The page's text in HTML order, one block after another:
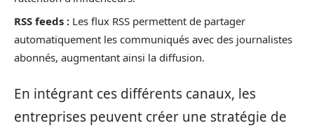
RSS feeds : Les flux RSS permettent de partager
automatiquement les communiqués avec des journalistes
abonnés, augmentant ainsi la diffusion.
En intégrant ces différents canaux, les
entreprises peuvent créer une stratégie de